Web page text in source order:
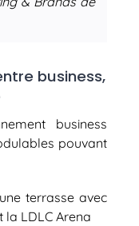
business,
business
pouvant
terrasse avec
la LDLC Arena